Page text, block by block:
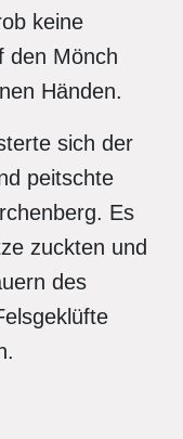
keine
den Mönch
Händen.
sich der
peitschte
Es
zuckten und
des